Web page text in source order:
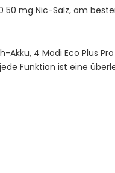
50 mg Nic-Salz, am
Akku, 4 Modi Eco Plus
Funktion ist eine